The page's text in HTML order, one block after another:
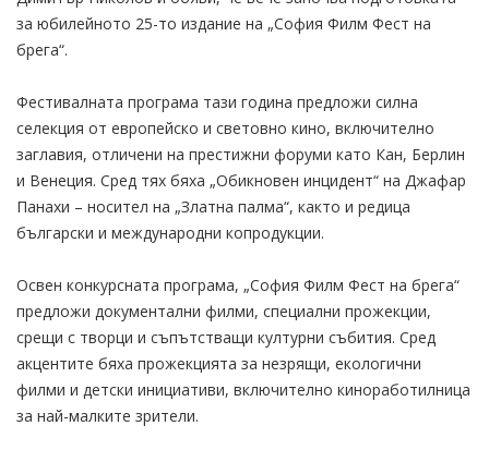
за юбилейното 25-то издание на „София Филм Фест на
брега“.
Фестивалната програма тази година предложи силна
селекция от европейско и световно кино, включително
заглавия, отличени на престижни форуми като Кан, Берлин
и Венеция. Сред тях бяха „Обикновен инцидент“ на Джафар
Панахи – носител на „Златна палма“, както и редица
български и международни копродукции.
Освен конкурсната програма, „София Филм Фест на брега“
предложи документални филми, специални прожекции,
срещи с творци и съпътстващи културни събития. Сред
акцентите бяха прожекцията за незрящи, екологични
филми и детски инициативи, включително киноработилница
за най-малките зрители.